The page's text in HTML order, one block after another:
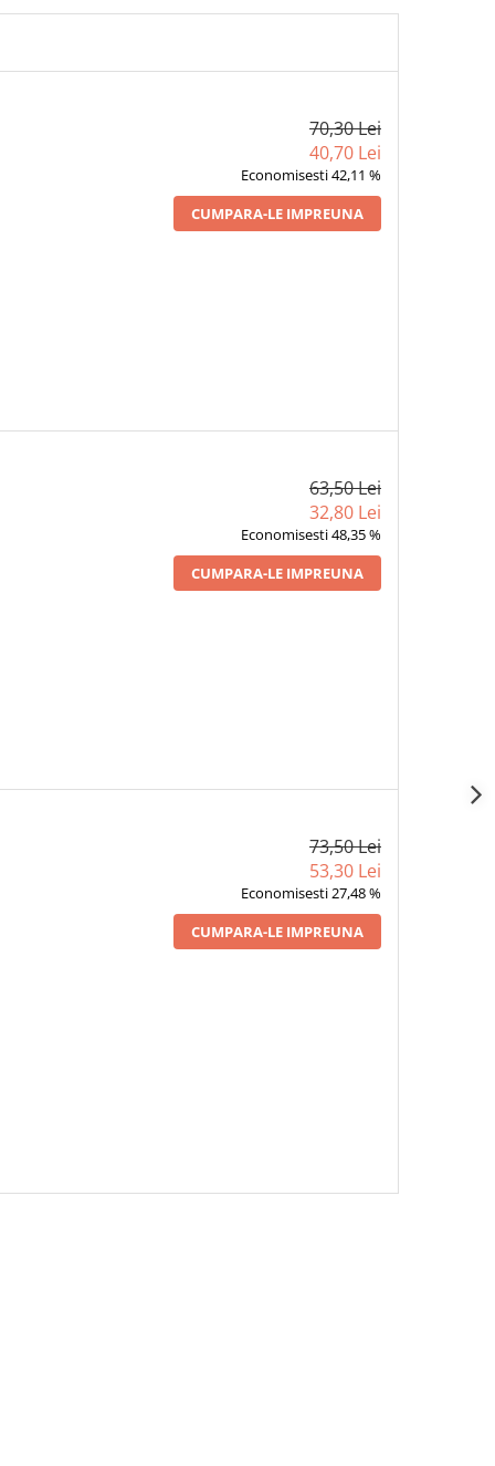
70,30 Lei
40,70 Lei
Economisesti 42,11 %
CUMPARA-LE IMPREUNA
63,50 Lei
32,80 Lei
Economisesti 48,35 %
CUMPARA-LE IMPREUNA
73,50 Lei
53,30 Lei
Economisesti 27,48 %
CUMPARA-LE IMPREUNA